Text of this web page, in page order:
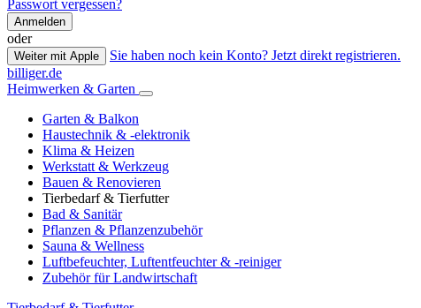
Passwort vergessen?
Anmelden
oder
Weiter mit Apple
Sie haben noch kein Konto? Jetzt direkt registrieren.
billiger.de
Heimwerken & Garten
Garten & Balkon
Haustechnik & -elektronik
Klima & Heizen
Werkstatt & Werkzeug
Bauen & Renovieren
Tierbedarf & Tierfutter
Bad & Sanitär
Pflanzen & Pflanzenzubehör
Sauna & Wellness
Luftbefeuchter, Luftentfeuchter & -reiniger
Zubehör für Landwirtschaft